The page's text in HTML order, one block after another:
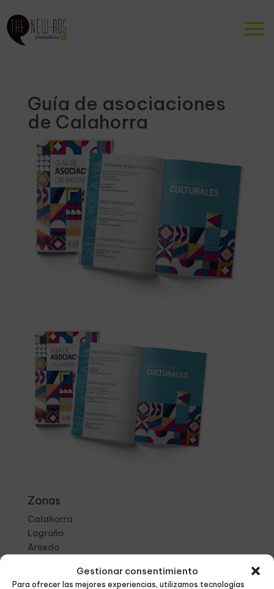
Gestionar consentimiento
Para ofrecer las mejores experiencias, utilizamos tecnologías
Guía de asociaciones
de Calahorra
Zonas
Calahorra
Logroño
Arnedo